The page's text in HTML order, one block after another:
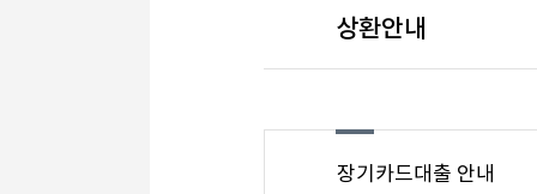
상환안내
장기카드대출 안내